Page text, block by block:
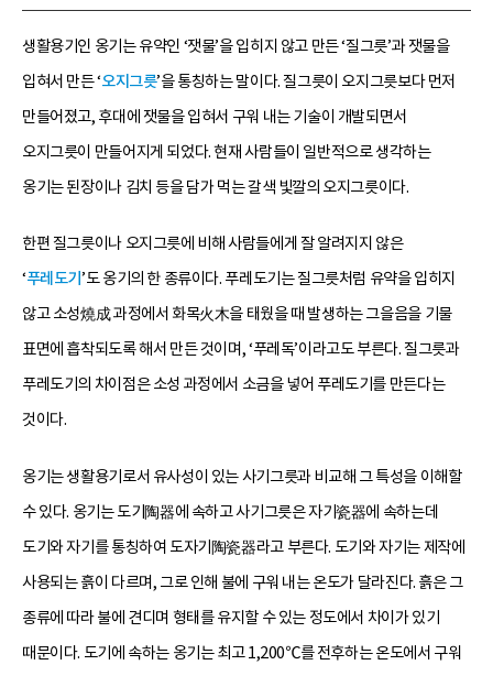
생활용기인 옹기는 유약인 ‘잿물’을 입히지 않고 만든 ‘질그릇’과 잿물을
입혀서 만든 ‘오지그릇’을 통칭하는 말이다. 질그릇이 오지그릇보다 먼저
만들어졌고, 후대에 잿물을 입혀서 구워 내는 기술이 개발되면서
오지그릇이 만들어지게 되었다. 현재 사람들이 일반적으로 생각하는
옹기는 된장이나 김치 등을 담가 먹는 갈색 빛깔의 오지그릇이다.
한편 질그릇이나 오지그릇에 비해 사람들에게 잘 알려지지 않은
‘푸레도기’도 옹기의 한 종류이다. 푸레도기는 질그릇처럼 유약을 입히지
않고 소성燒成 과정에서 화목火木을 태웠을 때 발생하는 그을음을 기물
표면에 흡착되도록 해서 만든 것이며, ‘푸레독’이라고도 부른다. 질그릇과
푸레도기의 차이점은 소성 과정에서 소금을 넣어 푸레도기를 만든다는
것이다.
옹기는 생활용기로서 유사성이 있는 사기그릇과 비교해 그 특성을 이해할
수 있다. 옹기는 도기陶器에 속하고 사기그릇은 자기瓷器에 속하는데
도기와 자기를 통칭하여 도자기陶瓷器라고 부른다. 도기와 자기는 제작에
사용되는 흙이 다르며, 그로 인해 불에 구워 내는 온도가 달라진다. 흙은 그
종류에 따라 불에 견디며 형태를 유지할 수 있는 정도에서 차이가 있기
때문이다. 도기에 속하는 옹기는 최고 1,200℃를 전후하는 온도에서 구워